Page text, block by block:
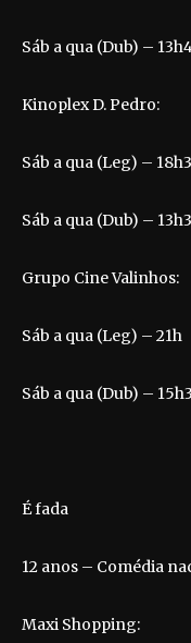
Sáb a qua (Dub) –
Kinoplex D. Pedro:
Sáb a qua (Leg) –
Sáb a qua (Dub) –
Grupo Cine Valinhos:
Sáb a qua (Leg) – 21h
Sáb a qua (Dub) –
É fada
12 anos – Comédia
Maxi Shopping: